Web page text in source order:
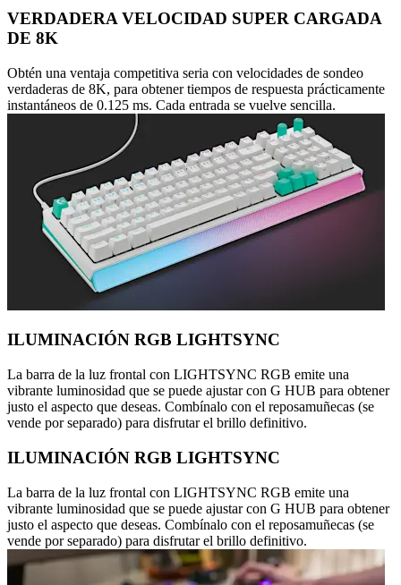
VERDADERA VELOCIDAD SUPER CARGADA
DE 8K
Obtén una ventaja competitiva seria con velocidades de sondeo
verdaderas de 8K, para obtener tiempos de respuesta prácticamente
instantáneos de 0.125 ms. Cada entrada se vuelve sencilla.
ILUMINACIÓN RGB LIGHTSYNC
La barra de la luz frontal con LIGHTSYNC RGB emite una
vibrante luminosidad que se puede ajustar con G HUB para obtener
justo el aspecto que deseas. Combínalo con el reposamuñecas (se
vende por separado) para disfrutar el brillo definitivo.
ILUMINACIÓN RGB LIGHTSYNC
La barra de la luz frontal con LIGHTSYNC RGB emite una
vibrante luminosidad que se puede ajustar con G HUB para obtener
justo el aspecto que deseas. Combínalo con el reposamuñecas (se
vende por separado) para disfrutar el brillo definitivo.